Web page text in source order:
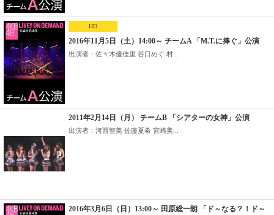
HD
2016年11月5日（土）14:00～ チームA 「M.T.に捧ぐ」公演
出演者：佐々木優佳里 谷口めぐ 村...
2011年2月14日（月） チームB 「シアターの女神」公演
出演者：河西智美 佐藤夏希 宮崎美...
2016年3月6日（日）13:00～ 田原総一朗 「ド～なる？！ド～